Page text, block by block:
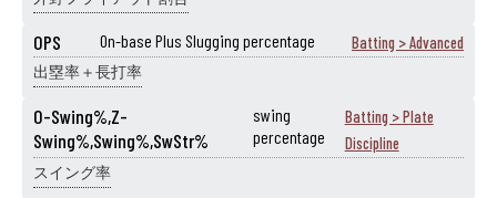
OPS On-base Plus Slugging percentage Batting > Advanced
出塁率＋長打率
O-Swing%,Z-
Swing%,Swing%,SwStr%
swing
percentage
Batting > Plate
Discipline
スイング率